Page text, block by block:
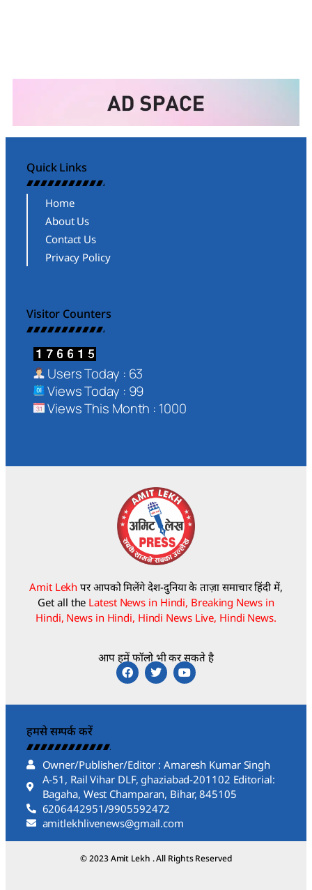
Quick Links
Home
About Us
Contact Us
Privacy Policy
Visitor Counters
Users Today : 63
Views Today : 99
Views This Month : 1000
Amit Lekh पर आपको मिलेंगे देश-दुनिया के ताज़ा समाचार हिंदी में,
Get all the Latest News in Hindi, Breaking News in
Hindi, News in Hindi, Hindi News Live, Hindi News.
आप हमें फॉलो भी कर सकते है
हमसे सम्पर्क करें
Owner/Publisher/Editor : Amaresh Kumar Singh
A-51, Rail Vihar DLF, ghaziabad-201102 Editorial:
Bagaha, West Champaran, Bihar, 845105
6206442951/9905592472
amitlekhlivenews@gmail.com
© 2023 Amit Lekh . All Rights Reserved